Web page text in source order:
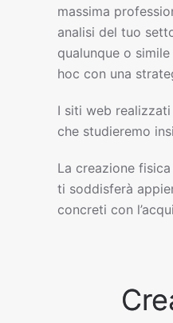
massima
analisi del tuo
qualunque o
hoc con una
I siti web
che studieremo
La creazione
ti soddisferà
concreti con